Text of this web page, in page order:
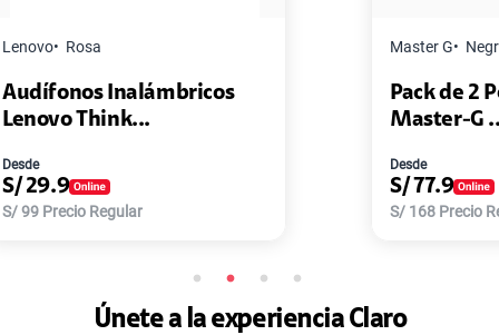
Pack de 2 Power Bank Mini
Únete a la experiencia Claro